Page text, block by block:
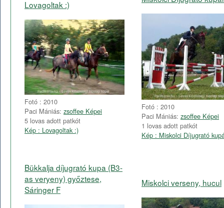
Lovagoltak :)
Fotó : 2010
Paci Mániás: zsoffee Képei
5 lovas adott patkót
Kép : Lovagoltak :)
Fotó : 2010
Paci Mániás: zsoffee Képei
1 lovas adott patkót
Kép : Miskolci Díjugrató
Bükkalja díjugrató kupa (B3-
as veryeny) győztese,
Sáringer F
Miskolci verseny, hucul